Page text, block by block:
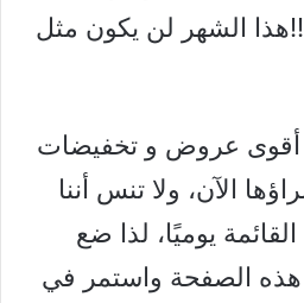
الشهر لن يكون مثل
أقوى عروض و تخفيضات
الآن، ولا تنس أننا
يوميًا، لذا ضع
الصفحة واستمر في